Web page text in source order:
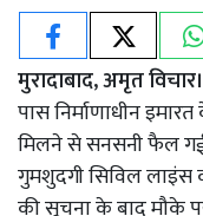
मुरादाबाद, अमृत विचार।
पास निर्माणाधीन
मिलने से सनसनी फैल
गुमशुदगी सिविल लाइंस
की सूचना के बाद मौके